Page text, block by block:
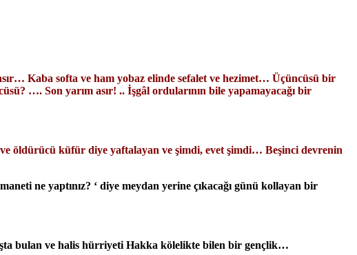
Kaba softa ve ham yobaz elinde sefalet ve hezimet… Üçüncüsü bir
…. Son yarım asır! .. İşgâl ordularının bile yapamayacağı bir
öldürücü küfür diye yaftalayan ve şimdi, evet şimdi… Beşinci devrenin
ne yaptınız? ‘ diye meydan yerine çıkacağı günü kollayan bir
bulan ve halis hürriyeti Hakka kölelikte bilen bir gençlik…